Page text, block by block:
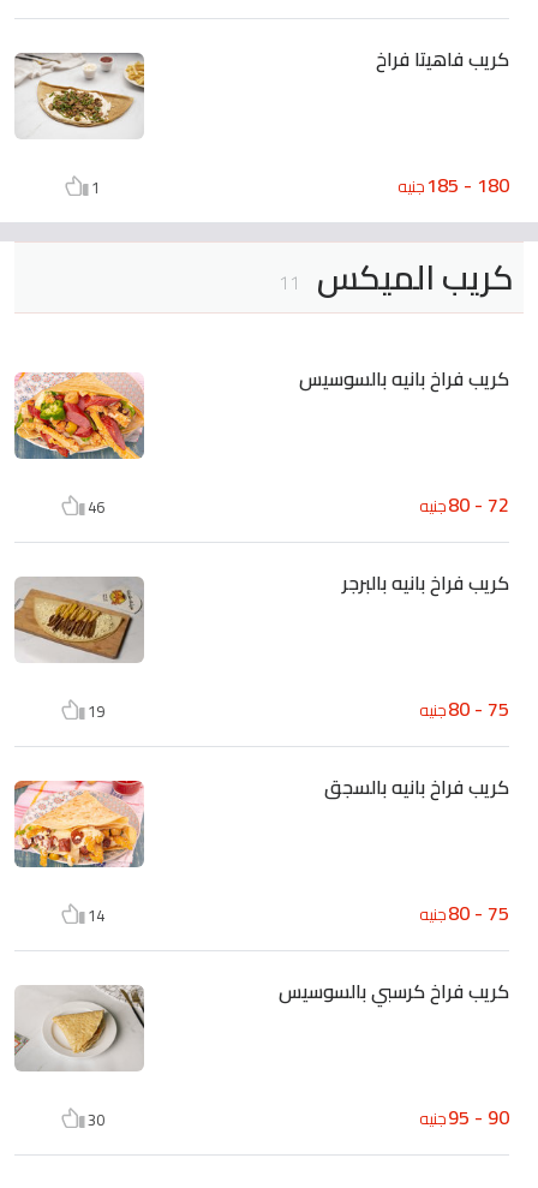
كريب فاهيتا فراخ
180 - 185 جنيه 1
كريب الميكس 11
كريب فراخ بانيه بالسوسيس
72 - 80 جنيه 46
كريب فراخ بانيه بالبرجر
75 - 80 جنيه 19
كريب فراخ بانيه بالسجق
75 - 80 جنيه 14
كريب فراخ كرسبي بالسوسيس
90 - 95 جنيه 30